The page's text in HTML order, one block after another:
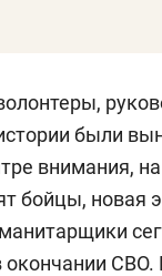
были
внимания,
бойцы, новая
СВО.